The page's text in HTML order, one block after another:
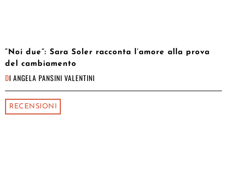
“Noi due”: Sara Soler racconta l’amore alla prova
del cambiamento
DI ANGELA PANSINI VALENTINI
RECENSIONI